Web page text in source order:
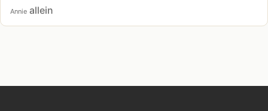
Annie allein